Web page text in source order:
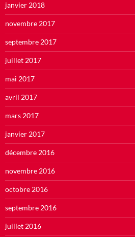
janvier 2018
novembre 2017
septembre 2017
juillet 2017
mai 2017
avril 2017
mars 2017
janvier 2017
décembre 2016
novembre 2016
octobre 2016
septembre 2016
juillet 2016